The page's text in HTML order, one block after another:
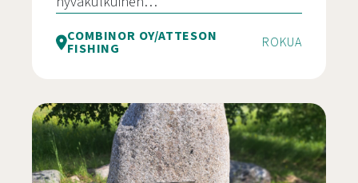
COMBINOR OY/ATTESON
FISHING ROKUA